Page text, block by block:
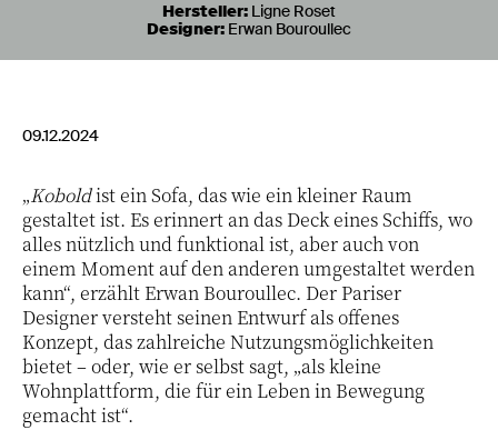
Hersteller: Ligne Roset
Designer: Erwan Bouroullec
09.12.2024
„Koboldist ein Sofa, das wie ein kleiner Raum
gestaltet ist. Es erinnert an das Deck eines Schiffs, wo
alles nützlich und funktional ist, aber auch von
einem Moment auf den anderen umgestaltet werden
kann“, erzählt Erwan Bouroullec. Der Pariser
Designer versteht seinen Entwurf als offenes
Konzept, das zahlreiche Nutzungsmöglichkeiten
bietet – oder, wie er selbst sagt, „als kleine
Wohnplattform, die für ein Leben in Bewegung
gemacht ist“.